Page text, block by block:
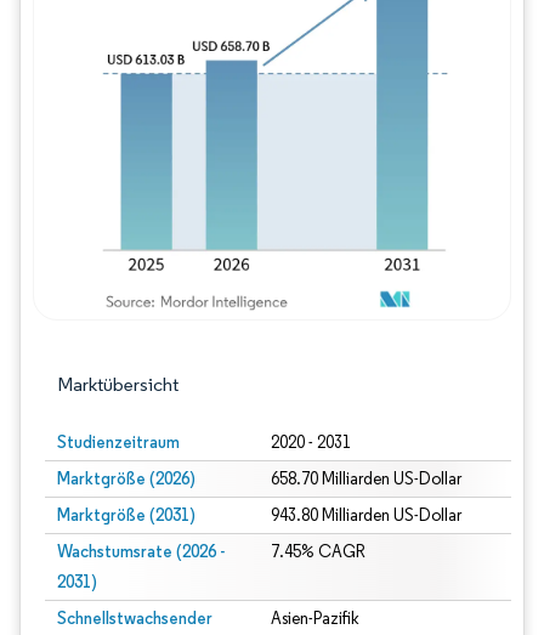
Marktübersicht
Studienzeitraum 2020 - 2031
Marktgröße (2026) 658.70 Milliarden US-Dollar
Marktgröße (2031) 943.80 Milliarden US-Dollar
Wachstumsrate (2026 -
2031)
7.45% CAGR
Schnellstwachsender
Asien-Pazifik